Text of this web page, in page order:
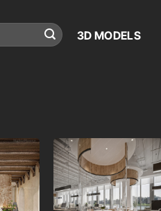
3D MODELS
Add to
wishlist
Add to
wishlist